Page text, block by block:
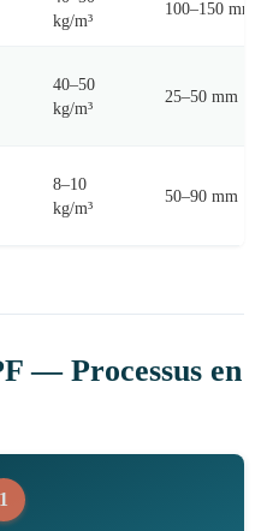
kg/m³
100–150 mm
40–50
kg/m³
25–50 mm
8–10
kg/m³
50–90 mm
— Processus en
1